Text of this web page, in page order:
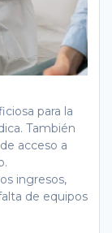
para la
También
acceso a
ingresos,
de equipos